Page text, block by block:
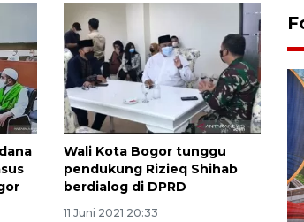
Wali Kota Bogor tunggu
pendukung Rizieq Shihab
berdialog di DPRD
11 Juni 2021 20:33
V DPR tinjau
perlintasan sebidang di